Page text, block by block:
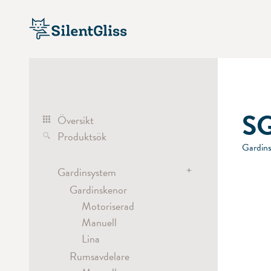
Översikt
Produktsök
Gardinsystem
+
Gardinskenor
Motoriserad
Manuell
Lina
Rumsavdelare